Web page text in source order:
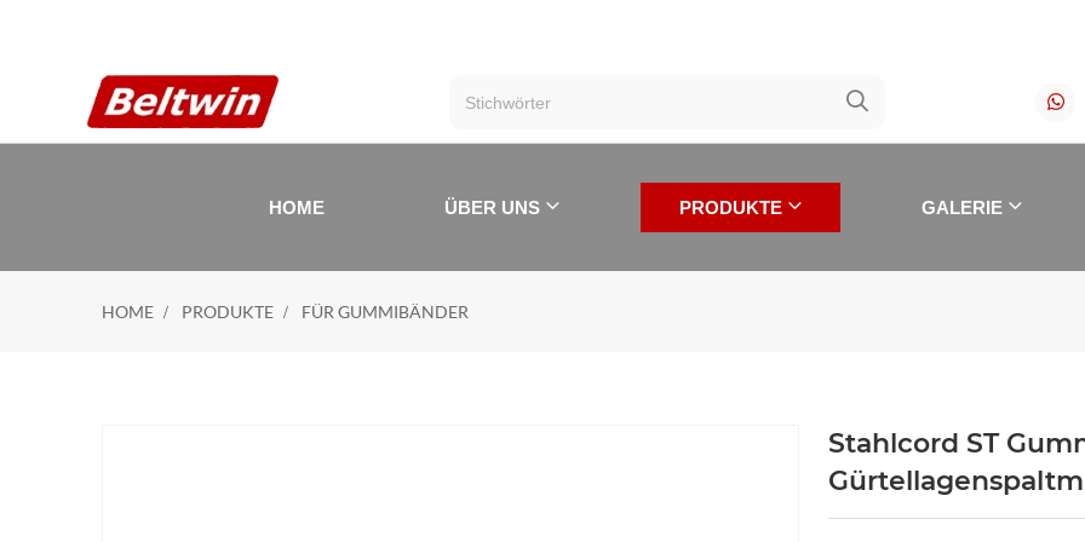
HOME ÜBER UNS PRODUKTE GALERIE
FÜR GUMMIBÄNDER
HOME PRODUKTE FÜR GUMMIBÄNDER
Stahlcord ST